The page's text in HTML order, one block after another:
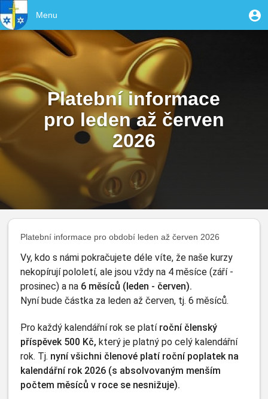
Přejít
k
hlavnímu
User
account
Menu
navigation
Platební informace
pro leden až červen
2026
Platební informace pro období leden až červen 2026
Vy, kdo s námi pokračujete déle víte, že naše kurzy
nekopírují pololetí, ale jsou vždy na 4 měsíce (září -
prosinec) a na 6 měsíců (leden - červen).
Nyní bude částka za leden až červen, tj. 6 měsíců.
Pro každý kalendářní rok se platíroční členský
příspěvek 500 Kč, který je platný po celý kalendářní
rok. Tj. nynívšichni členové platí roční poplatek na
kalendářní rok 2026 (s absolvovaným menším
počtem měsíců v roce se nesnižuje).